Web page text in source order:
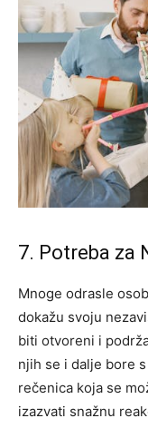
7. Potreba za
Mnoge odrasle
dokažu svoju
biti otvoreni i
njih se i dalje bore
rečenica koja se
izazvati snažnu